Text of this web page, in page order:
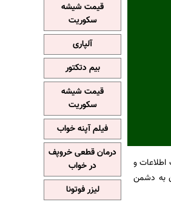
و
و گرا دهندگان به دشمن
قیمت شیشه
سکوریت
آلپاری
بیم دتکتور
قیمت شیشه
سکوریت
فیلم آپنه خواب
درمان قطعی خروپف
در خواب
لیزر فوتونا